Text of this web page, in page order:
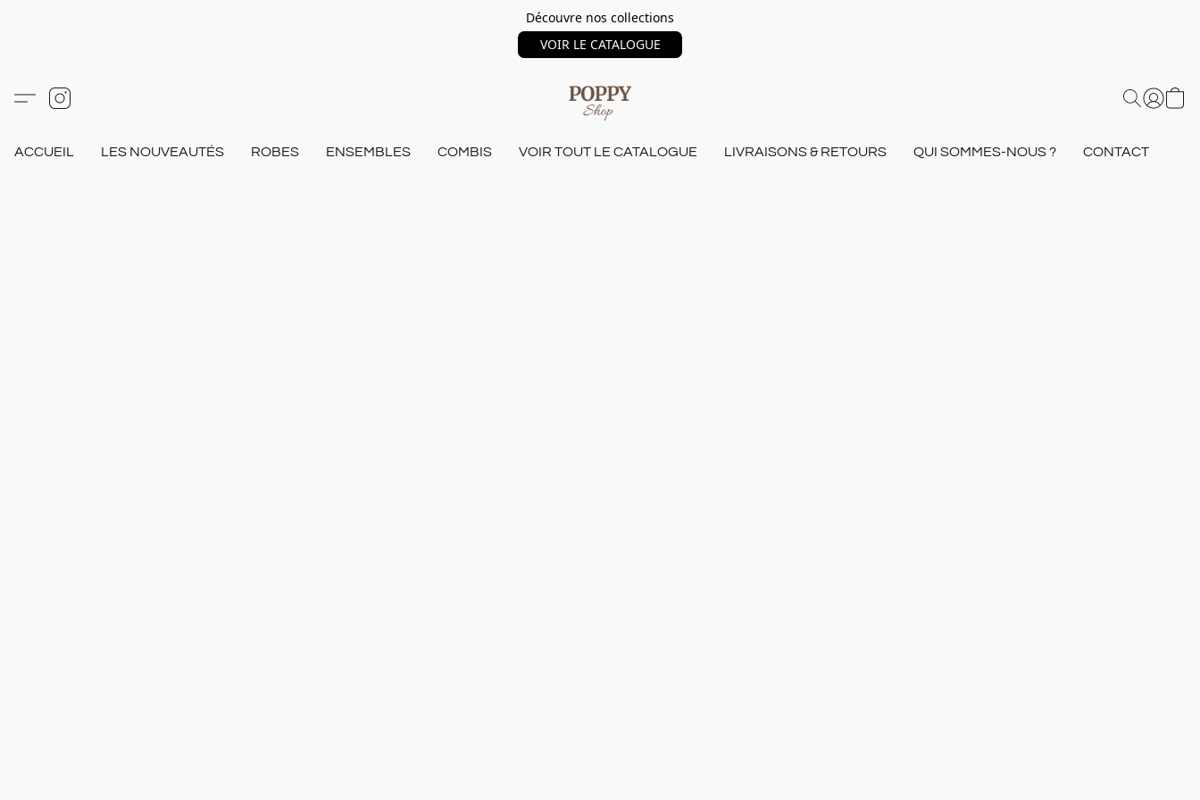
Découvre nos collections
VOIR LE CATALOGUE
ACCUEIL LES NOUVEAUTÉS ROBES ENSEMBLES COMBIS VOIR TOUT LE CATALOGUE LIVRAISONS & RETOURS QUI SOMMES-NOUS ? CONTACT